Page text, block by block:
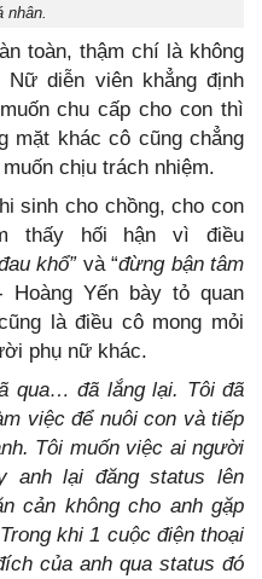
nhân.
toàn, thậm chí là không
diễn viên khẳng định
chu cấp cho con thì
mặt khác cô cũng chẳng
chịu trách nhiệm.
sinh cho chồng, cho con
thấy hối hận vì điều
khổ”và “đừng bận tâm
Yến bày tỏ quan
là điều cô mong mỏi
phụ nữ khác.
qua… đã lắng lại. Tôi đã
việc để nuôi con và tiếp
Tôi muốn việc ai người
anh lại đăng status lên
cản không cho anh gặp
khi 1 cuộc điện thoại
của anh qua status đó